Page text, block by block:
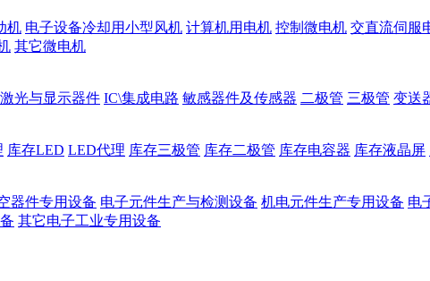
机 电子设备冷却用小型风机 计算机用电机 控制微电机 交直流伺服
其它微电机
光与显示器件 IC\集成电路 敏感器件及传感器 二极管 三极管 变送
库存LED LED代理 库存三极管 库存二极管 库存电容器 库存液晶屏
器件专用设备 电子元件生产与检测设备 机电元件生产专用设备 电
其它电子工业专用设备